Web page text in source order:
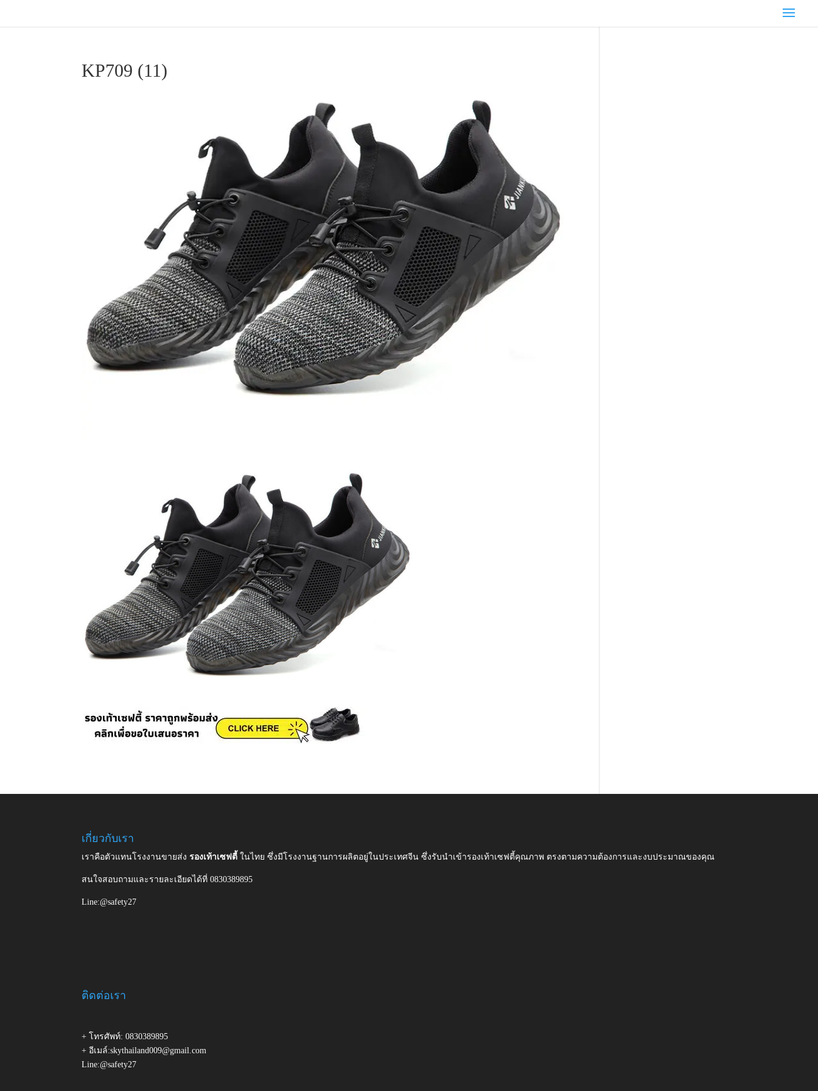
KP709 (11)
เกี่ยวกับเรา
เราคือตัวแทนโรงงานขายส่งรองเท้าเซฟตี้ในไทย ซึ่งมีโรงงานฐานการผลิตอยู่ในประเทศจีน ซึ่งรับนำเข้ารองเท้าเซฟตี้คุณภาพ ตรงตามความต้องการและงบประมาณของคุณ
สนใจสอบถามและรายละเอียดได้ที่ 0830389895
Line:@safety27
ติดต่อเรา
+ โทรศัพท์: 0830389895
+ อีเมล์:skythailand009@gmail.com
Line:@safety27